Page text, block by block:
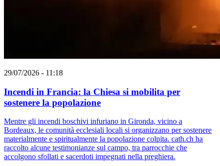
29/07/2026 - 11:18
Incendi in Francia: la Chiesa si mobilita per
sostenere la popolazione
Mentre gli incendi boschivi infuriano in Gironda, vicino a
Bordeaux, le comunità ecclesiali locali si organizzano per sostenere
materialmente e spiritualmente la popolazione colpita. cath.ch ha
raccolto alcune testimonianze sul campo, tra parrocchie che
accolgono sfollati e sacerdoti impegnati nella preghiera.